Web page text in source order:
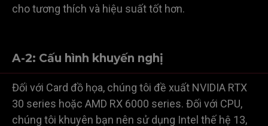
cho tương thích và hiệu suất tốt hơn.
A-2: Cấu hình khuyến nghị
Đối với Card đồ họa, chúng tôi đề xuất NVIDIA RTX
30 series hoặc AMD RX 6000 series. Đối với CPU,
chúng tôi khuyên bạn nên sử dụng Intel thế hệ 13,